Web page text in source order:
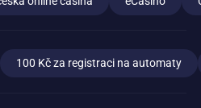
100 Kč za registraci na automaty